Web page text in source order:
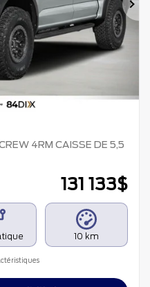
4RM CAISSE DE 5,5
131 133$
10 km